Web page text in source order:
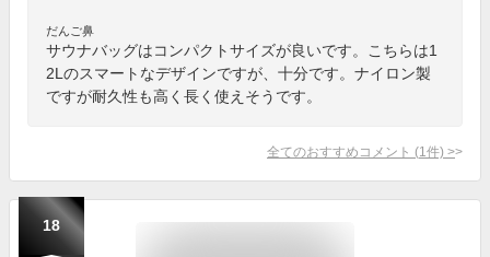
だんご鼻
サウナバッグはコンパクトサイズが良いです。こちらは1
2Lのスマートなデザインですが、十分です。ナイロン製
ですが耐久性も高く長く使えそうです。
全てのおすすめコメント (1 件) >
18